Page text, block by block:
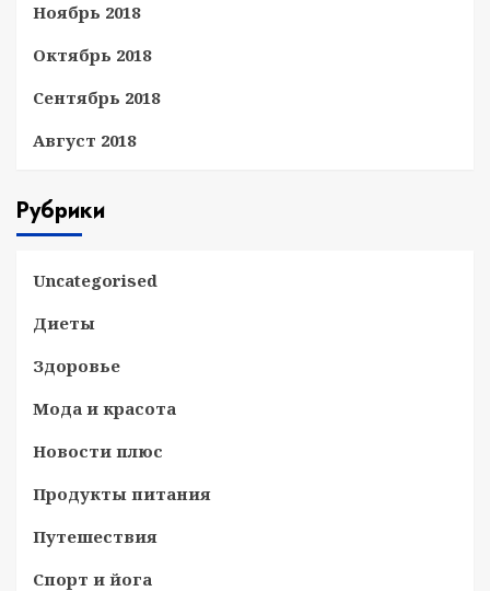
Ноябрь 2018
Октябрь 2018
Сентябрь 2018
Август 2018
Рубрики
Uncategorised
Диеты
Здоровье
Мода и красота
Новости плюс
Продукты питания
Путешествия
Спорт и йога